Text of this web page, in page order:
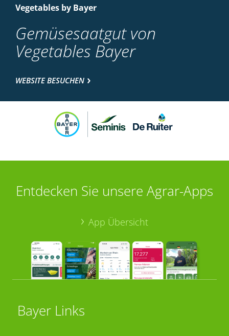
Vegetables by Bayer
Gemüsesaatgut von
Vegetables Bayer
WEBSITE BESUCHEN
Entdecken Sie unsere Agrar-Apps
App Übersicht
Bayer Links